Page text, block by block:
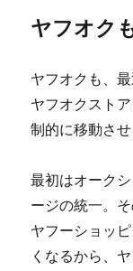
ヤフオク
ヤフオクも、
ヤフオクスト
制的に移動させ
最初はオーク
ージの統一。
ヤフーショッ
くなるから、